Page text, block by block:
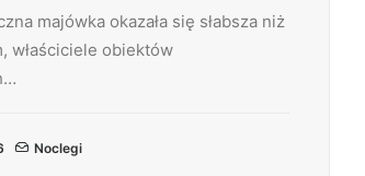
majówka okazała się słabsza niż
właściciele obiektów
Noclegi